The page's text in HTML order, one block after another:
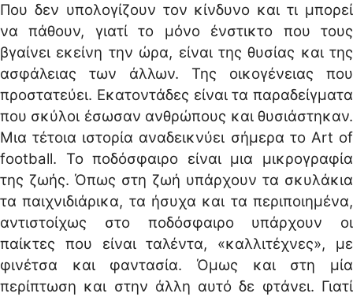
Που δεν υπολογίζουν τον κίνδυνο και τι μπορεί
να πάθουν, γιατί το μόνο ένστικτο που τους
βγαίνει εκείνη την ώρα, είναι της θυσίας και της
ασφάλειας των άλλων. Της οικογένειας που
προστατεύει. Εκατοντάδες είναι τα παραδείγματα
που σκύλοι έσωσαν ανθρώπους και θυσιάστηκαν.
Μια τέτοια ιστορία αναδεικνύει σήμερα το Art of
football. Το ποδόσφαιρο είναι μια μικρογραφία
της ζωής. Όπως στη ζωή υπάρχουν τα σκυλάκια
τα παιχνιδιάρικα, τα ήσυχα και τα περιποιημένα,
αντιστοίχως στο ποδόσφαιρο υπάρχουν οι
παίκτες που είναι ταλέντα, «καλλιτέχνες», με
φινέτσα και φαντασία. Όμως και στη μία
περίπτωση και στην άλλη αυτό δε φτάνει. Γιατί